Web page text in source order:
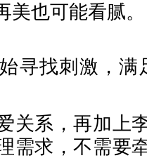
也可能看腻。
找刺激，满
系，再加上
需求，不需要